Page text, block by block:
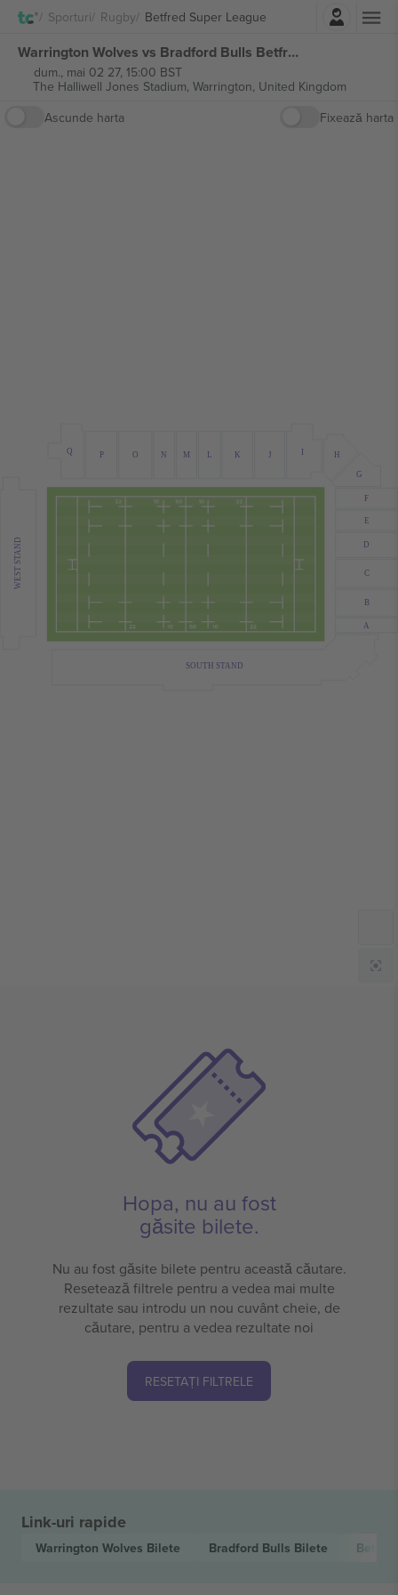
Sporturi Rugby Betfred Super League
Autentificare
Warrington Wolves vs Bradford Bulls Betfred Super League bilete
dum., mai 02 27, 15:00 BST
The Halliwell Jones Stadium, Warrington, United Kingdom
Ascunde harta
Fixează harta
SOUTH STAND
WEST STAND
A
B
C
D
E
F
G
H
J
K
L
M
N
O
P
Q
Hopa, nu au fost
găsite bilete.
Nu au fost găsite bilete pentru această căutare.
Resetează filtrele pentru a vedea mai multe
rezultate sau introdu un nou cuvânt cheie, de
căutare, pentru a vedea rezultate noi
RESETAȚI FILTRELE
Link-uri rapide
Warrington Wolves Bilete Bradford Bulls Bilete